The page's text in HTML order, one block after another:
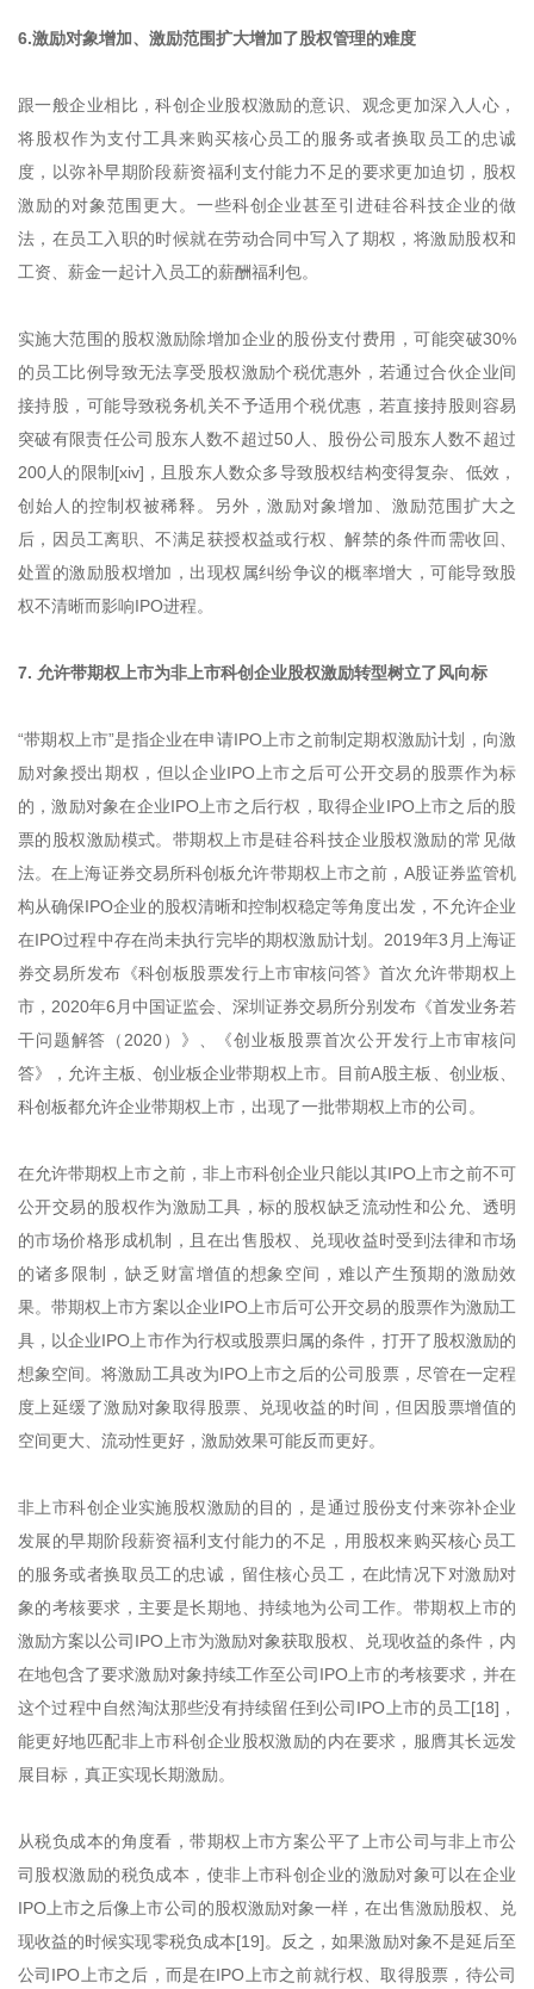
6.激励对象增加、激励范围扩大增加了股权管理的难度
跟一般企业相比，科创企业股权激励的意识、观念更加深入人心，
将股权作为支付工具来购买核心员工的服务或者换取员工的忠诚
度，以弥补早期阶段薪资福利支付能力不足的要求更加迫切，股权
激励的对象范围更大。一些科创企业甚至引进硅谷科技企业的做
法，在员工入职的时候就在劳动合同中写入了期权，将激励股权和
工资、薪金一起计入员工的薪酬福利包。
实施大范围的股权激励除增加企业的股份支付费用，可能突破30%
的员工比例导致无法享受股权激励个税优惠外，若通过合伙企业间
接持股，可能导致税务机关不予适用个税优惠，若直接持股则容易
突破有限责任公司股东人数不超过50人、股份公司股东人数不超过
200人的限制[xiv]，且股东人数众多导致股权结构变得复杂、低效，
创始人的控制权被稀释。另外，激励对象增加、激励范围扩大之
后，因员工离职、不满足获授权益或行权、解禁的条件而需收回、
处置的激励股权增加，出现权属纠纷争议的概率增大，可能导致股
权不清晰而影响IPO进程。
7. 允许带期权上市为非上市科创企业股权激励转型树立了风向标
“带期权上市”是指企业在申请IPO上市之前制定期权激励计划，向激
励对象授出期权，但以企业IPO上市之后可公开交易的股票作为标
的，激励对象在企业IPO上市之后行权，取得企业IPO上市之后的股
票的股权激励模式。带期权上市是硅谷科技企业股权激励的常见做
法。在上海证券交易所科创板允许带期权上市之前，A股证券监管机
构从确保IPO企业的股权清晰和控制权稳定等角度出发，不允许企业
在IPO过程中存在尚未执行完毕的期权激励计划。2019年3月上海证
券交易所发布《科创板股票发行上市审核问答》首次允许带期权上
市，2020年6月中国证监会、深圳证券交易所分别发布《首发业务若
干问题解答（2020）》、《创业板股票首次公开发行上市审核问
答》，允许主板、创业板企业带期权上市。目前A股主板、创业板、
科创板都允许企业带期权上市，出现了一批带期权上市的公司。
在允许带期权上市之前，非上市科创企业只能以其IPO上市之前不可
公开交易的股权作为激励工具，标的股权缺乏流动性和公允、透明
的市场价格形成机制，且在出售股权、兑现收益时受到法律和市场
的诸多限制，缺乏财富增值的想象空间，难以产生预期的激励效
果。带期权上市方案以企业IPO上市后可公开交易的股票作为激励工
具，以企业IPO上市作为行权或股票归属的条件，打开了股权激励的
想象空间。将激励工具改为IPO上市之后的公司股票，尽管在一定程
度上延缓了激励对象取得股票、兑现收益的时间，但因股票增值的
空间更大、流动性更好，激励效果可能反而更好。
非上市科创企业实施股权激励的目的，是通过股份支付来弥补企业
发展的早期阶段薪资福利支付能力的不足，用股权来购买核心员工
的服务或者换取员工的忠诚，留住核心员工，在此情况下对激励对
象的考核要求，主要是长期地、持续地为公司工作。带期权上市的
激励方案以公司IPO上市为激励对象获取股权、兑现收益的条件，内
在地包含了要求激励对象持续工作至公司IPO上市的考核要求，并在
这个过程中自然淘汰那些没有持续留任到公司IPO上市的员工[18]，
能更好地匹配非上市科创企业股权激励的内在要求，服膺其长远发
展目标，真正实现长期激励。
从税负成本的角度看，带期权上市方案公平了上市公司与非上市公
司股权激励的税负成本，使非上市科创企业的激励对象可以在企业
IPO上市之后像上市公司的股权激励对象一样，在出售激励股权、兑
现收益的时候实现零税负成本[19]。反之，如果激励对象不是延后至
公司IPO上市之后，而是在IPO上市之前就行权、取得股票，待公司